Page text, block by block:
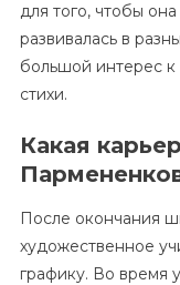
для того, чтобы
развивалась в
большой интерес к
стихи.
Какая
После окончания
художественное
графику. Во время